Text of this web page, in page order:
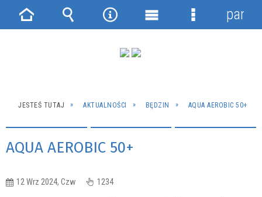
JESTEŚ TUTAJ AKTUALNOŚCI BĘDZIN AQUA AEROBIC 50+
AQUA AEROBIC 50+
12 Wrz 2024, Czw 1234
Strona Wyszukiwarka
NarzędziaMenu
Menu
panel